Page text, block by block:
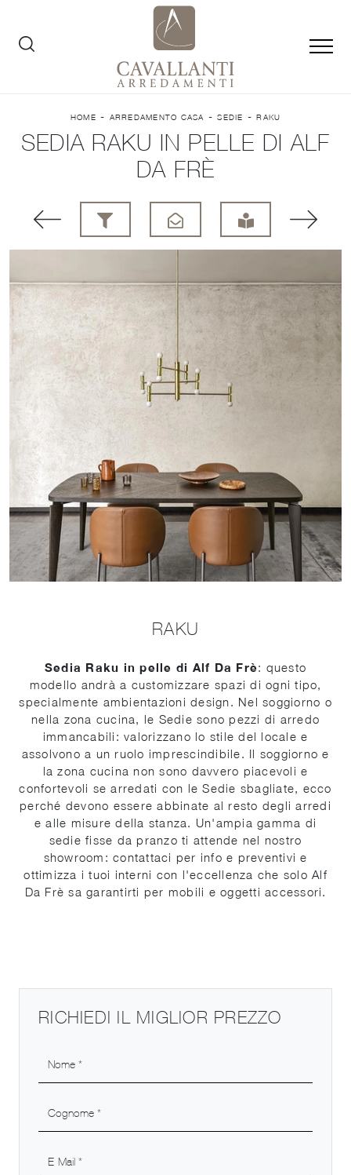
HOME - ARREDAMENTO CASA -SEDIE -RAKU
SEDIA RAKU IN PELLE DI ALF
DA FRÈ
RAKU
Sedia Raku in pelle di Alf Da Frè: questo
modello andrà a customizzare spazi di ogni tipo,
specialmente ambientazioni design. Nel soggiorno o
nella zona cucina, le Sedie sono pezzi di arredo
immancabili: valorizzano lo stile del locale e
assolvono a un ruolo imprescindibile. Il soggiorno e
la zona cucina non sono davvero piacevoli e
confortevoli se arredati con le Sedie sbagliate, ecco
perché devono essere abbinate al resto degli arredi
e alle misure della stanza. Un'ampia gamma di
sedie fisse da pranzo ti attende nel nostro
showroom: contattaci per info e preventivi e
ottimizza i tuoi interni con l'eccellenza che solo Alf
Da Frè sa garantirti per mobili e oggetti accessori.
RICHIEDI IL MIGLIOR PREZZO